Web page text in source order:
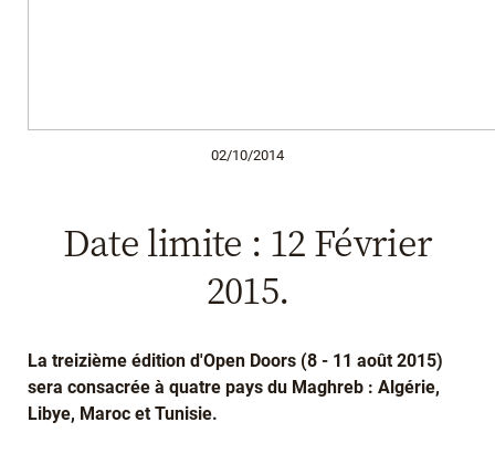
02/10/2014
Date limite : 12 Février
2015.
La treizième édition d'Open Doors (8 - 11 août 2015)
sera consacrée à quatre pays du Maghreb : Algérie,
Libye, Maroc et Tunisie.